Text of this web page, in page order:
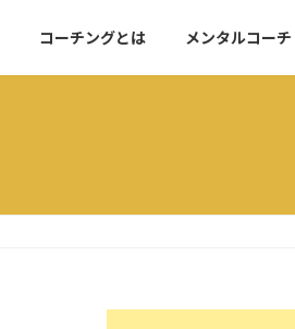
コーチングとは メンタルコーチ